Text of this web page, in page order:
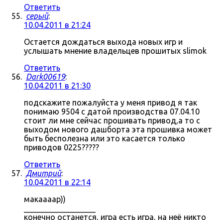
Ответить
серый:
10.04.2011 в 21:24
Остается дождаться выхода новых игр и
услышать мнение владельцев прошитых slimok
Ответить
Dark00619:
10.04.2011 в 21:30
подскажите пожалуйста у меня привод я так
понимаю 9504 с датой производства 07.04.10
стоит ли мне сейчас прошивать привод,а то с
выходом нового дашборта эта прошивка может
быть бесполезна или это касается только
приводов 0225?????
Ответить
Дмитрий:
10.04.2011 в 22:14
макаааар))
конечно останется, игра есть игра, на неё никто